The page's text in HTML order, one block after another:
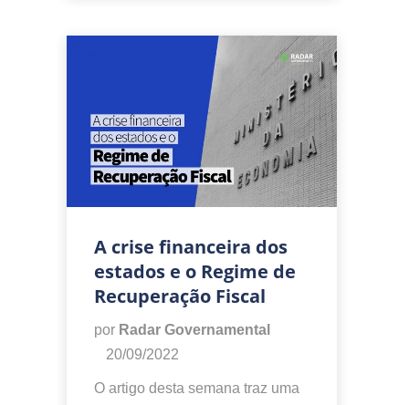
A crise financeira dos
estados e o Regime de
Recuperação Fiscal
por Radar Governamental
20/09/2022
O artigo desta semana traz uma